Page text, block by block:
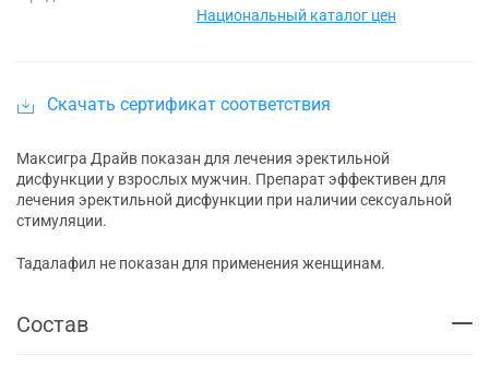
Национальный каталог цен
Скачать сертификат соответствия
Максигра Драйв показан для лечения эректильной
дисфункции у взрослых мужчин. Препарат эффективен для
лечения эректильной дисфункции при наличии сексуальной
стимуляции.
Тадалафил не показан для применения женщинам.
Состав